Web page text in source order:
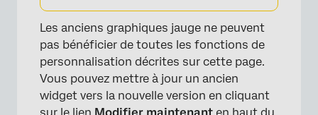
Les anciens graphiques jauge ne peuvent
pas bénéficier de toutes les fonctions de
personnalisation décrites sur cette page.
Vous pouvez mettre à jour un ancien
widget vers la nouvelle version en cliquant